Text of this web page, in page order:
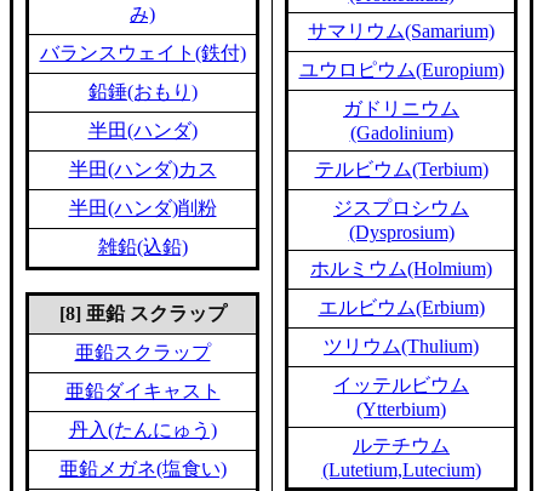
み)
バランスウェイト(鉄付)
鉛錘(おもり)
半田(ハンダ)
半田(ハンダ)カス
半田(ハンダ)削粉
雑鉛(込鉛)
[8] 亜鉛 スクラップ
亜鉛スクラップ
亜鉛ダイキャスト
丹入(たんにゅう)
亜鉛メガネ(塩食い)
サマリウム(Samarium)
ユウロピウム(Europium)
ガドリニウム
(Gadolinium)
テルビウム(Terbium)
ジスプロシウム
(Dysprosium)
ホルミウム(Holmium)
エルビウム(Erbium)
ツリウム(Thulium)
イッテルビウム
(Ytterbium)
ルテチウム
(Lutetium,Lutecium)